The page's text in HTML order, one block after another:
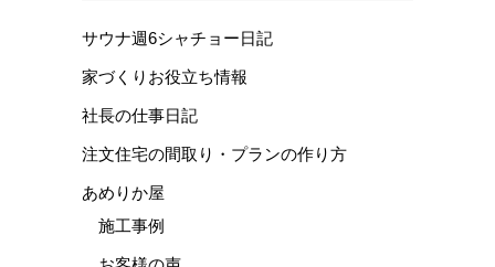
サウナ週6シャチョー日記
家づくりお役立ち情報
社長の仕事日記
注文住宅の間取り・プランの作り方
あめりか屋
施工事例